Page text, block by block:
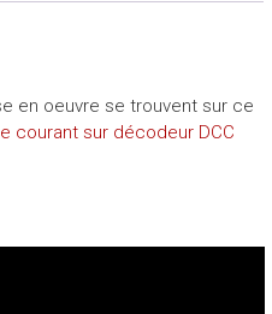
en oeuvre se trouvent sur ce
courant sur décodeur DCC